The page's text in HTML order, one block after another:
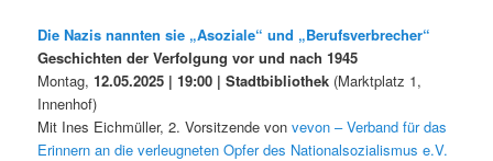
Die Nazis nannten sie „Asoziale“ und „Berufsverbrecher“
Geschichten der Verfolgung vor und nach 1945
Montag,12.05.2025 | 19:00 | Stadtbibliothek (Marktplatz 1,
Innenhof)
Mit Ines Eichmüller, 2. Vorsitzende vonvevon – Verband für das
Erinnern an die verleugneten Opfer des Nationalsozialismus e.V.